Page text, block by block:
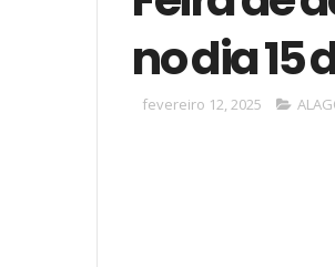
no dia 15
fevereiro 12, 2025